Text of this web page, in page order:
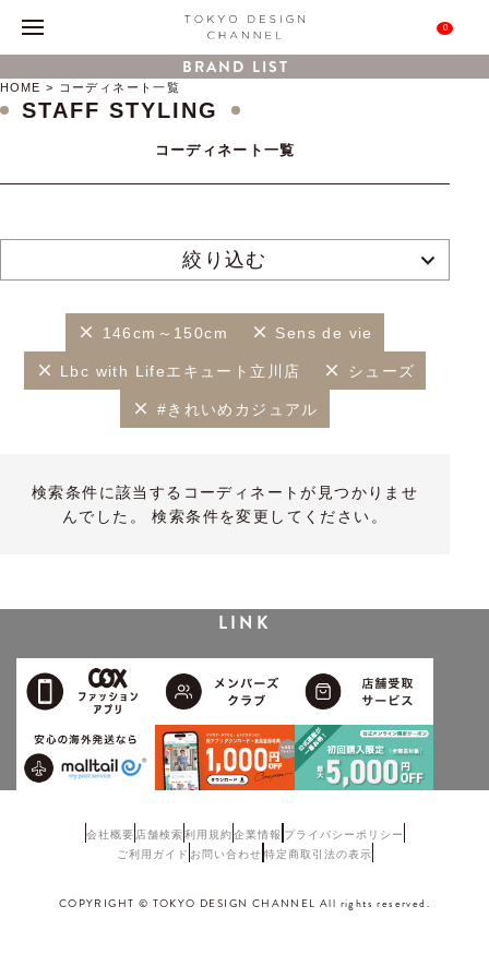
0
BRAND LIST
HOME コーディネート一覧
STAFF STYLING
コーディネート一覧
絞り込む
146cm～150cm Sens de vie
Lbc with Lifeエキュート立川店 シューズ
#きれいめカジュアル
検索条件に該当するコーディネートが見つかりませ
んでした。 検索条件を変更してください。
LINK
会社概要 店舗検索利用規約企業情報 プライバシーポリシー
ご利用ガイド お問い合わせ 特定商取引法の表示
COPYRIGHT © TOKYO DESIGN CHANNEL All rights reserved.